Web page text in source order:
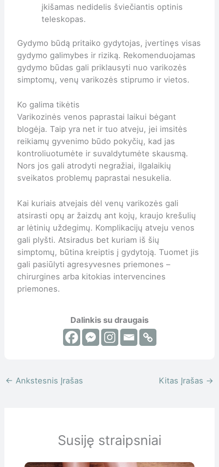
įkišamas nedidelis šviečiantis optinis
teleskopas.
Gydymo būdą pritaiko gydytojas, įvertinęs visas
gydymo galimybes ir riziką. Rekomenduojamas
gydymo būdas gali priklausyti nuo varikozės
simptomų, venų varikozės stiprumo ir vietos.
Ko galima tikėtis
Varikozinės venos paprastai laikui bėgant
blogėja. Taip yra net ir tuo atveju, jei imsitės
reikiamų gyvenimo būdo pokyčių, kad jas
kontroliuotumėte ir suvaldytumėte skausmą.
Nors jos gali atrodyti negražiai, ilgalaikių
sveikatos problemų paprastai nesukelia.
Kai kuriais atvejais dėl venų varikozės gali
atsirasti opų ar žaizdų ant kojų, kraujo krešulių
ar lėtinių uždegimų. Komplikacijų atveju venos
gali plyšti. Atsiradus bet kuriam iš šių
simptomų, būtina kreiptis į gydytoją. Tuomet jis
gali pasiūlyti agresyvesnes priemones –
chirurgines arba kitokias intervencines
priemones.
Dalinkis su draugais
← Ankstesnis Įrašas Kitas Įrašas →
Susiję straipsniai